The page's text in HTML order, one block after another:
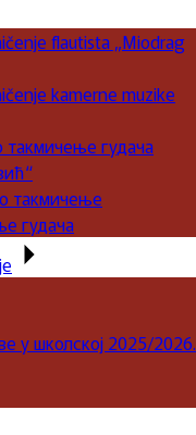
flautista „Miodrag
kamerne muzike
гудача
такмичење
гудача
у школској 2025/2026.